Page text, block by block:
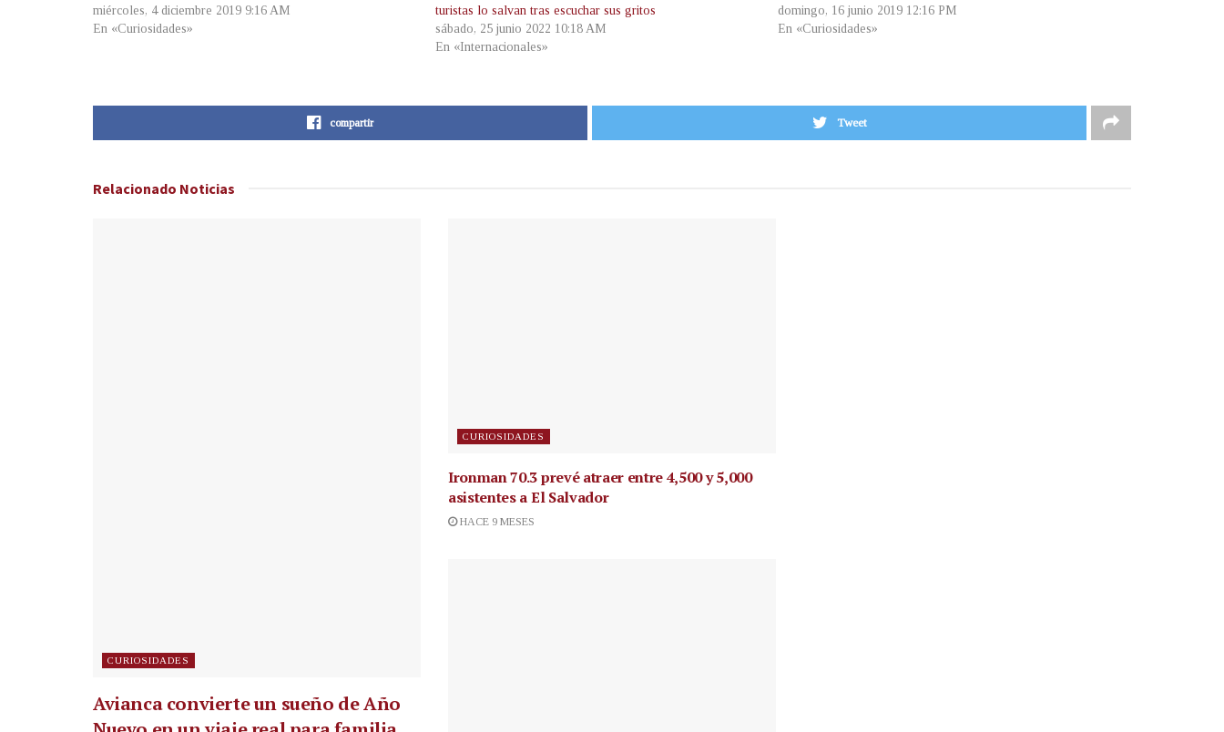
miércoles, 4 diciembre 2019 9:16 AM
En «Curiosidades»
turistas lo salvan tras escuchar sus gritos
sábado, 25 junio 2022 10:18 AM
En «Internacionales»
domingo, 16 junio 2019 12:16 PM
En «Curiosidades»
compartir Tweet
Relacionado Noticias
CURIOSIDADES
Avianca convierte un sueño de Año
CURIOSIDADES
Ironman 70.3 prevé atraer entre 4,500 y 5,000
asistentes a El Salvador
HACE 9 MESES